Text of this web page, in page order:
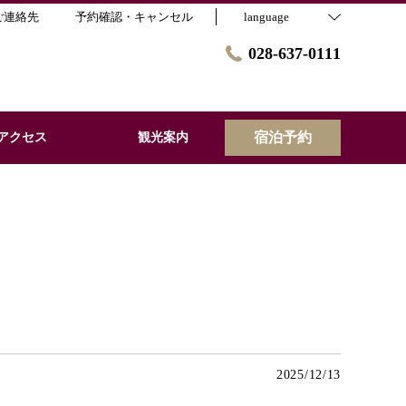
連絡先 予約確認・キャンセル language
028-637-0111
クセス 観光案内 宿泊予約
2025/12/13